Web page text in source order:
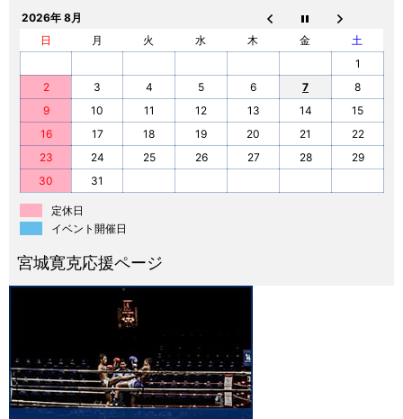
2026年 8月
日
月 火 水 木 金
土
1
2
3 4 5 6 7
8
9
10 11 12 13 14
15
16
17 18 19 20 21
22
23
24 25 26 27 28
29
30
31
定休日
イベント開催日